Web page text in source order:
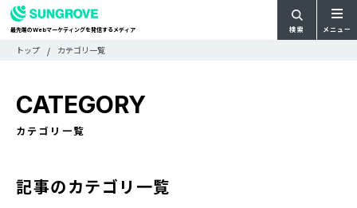
最先端のWebマーケティングを発信するメディア 検索 メニュー
ュ
ー
CATEGORY
カテゴリで探す
TAG
FEATURE
検
検
トップ カテゴリ一覧
CATEGORY
カテゴリ一覧
記事のカテゴリ一覧